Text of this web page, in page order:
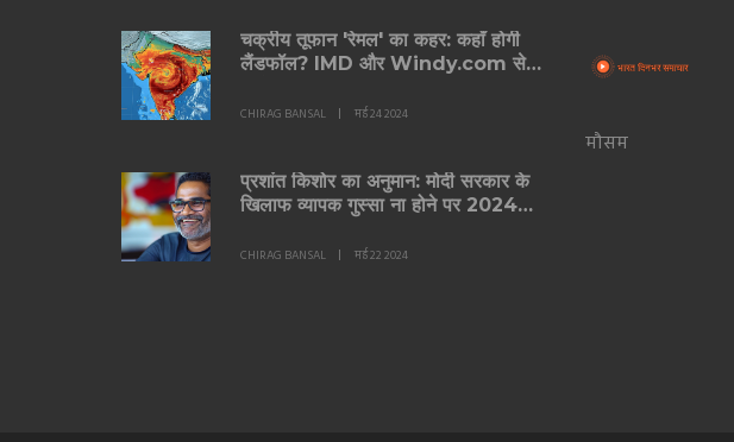
चक्रीय तूफान 'रेमल' का कहर: कहाँ होगी
लैंडफॉल? IMD और Windy.com से
CHIRAG BANSAL मई 24 2024
प्रशांत किशोर का अनुमान: मोदी सरकार के
खिलाफ व्यापक गुस्सा ना होने पर 2024
CHIRAG BANSAL मई 22 2024
मौसम